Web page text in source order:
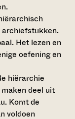
archiefstukken.
Het lezen en
oefening en
hiërarchie
deel uit
Komt de
voldoen